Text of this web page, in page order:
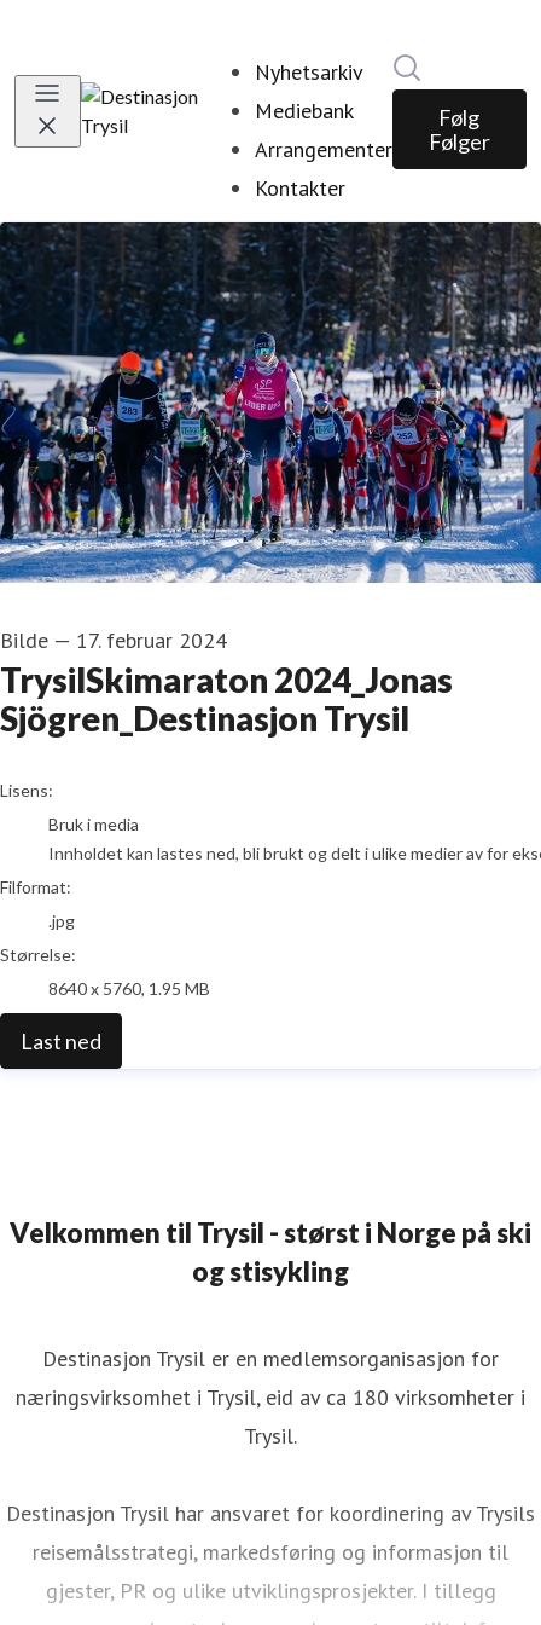
Nyhetsarkiv
Mediebank
Arrangementer
Kontakter
Følg
Følger
Bilde — 17. februar 2024
TrysilSkimaraton 2024_Jonas
Sjögren_Destinasjon Trysil
go to media item
Lisens:
Bruk i media
Innholdet kan lastes ned, bli brukt og delt i ulike medier av for
Filformat:
.jpg
Størrelse:
8640 x 5760, 1.95 MB
Last ned
Velkommen til Trysil - størst i Norge på ski
og stisykling
Destinasjon Trysil er en medlemsorganisasjon for
næringsvirksomhet i Trysil, eid av ca 180 virksomheter i
Trysil.
Destinasjon Trysil har ansvaret for koordinering av Trysils
reisemålsstrategi, markedsføring og informasjon til
gjester, PR og ulike utviklingsprosjekter. I tillegg